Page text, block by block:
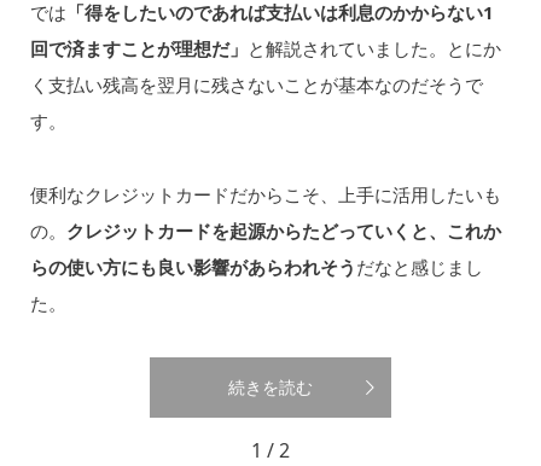
では 「得をしたいのであれば支払いは利息のかからない1
回で済ますことが理想だ」 と解説されていました。とにか
く支払い残高を翌月に残さないことが基本なのだそうで
す。
便利なクレジットカードだからこそ、上手に活用したいも
の。 クレジットカードを起源からたどっていくと、これか
らの使い方にも良い影響があらわれそう だなと感じまし
た。
続きを読む
1 / 2